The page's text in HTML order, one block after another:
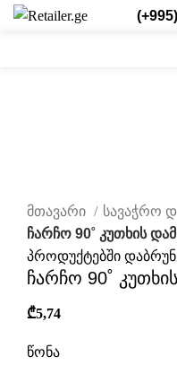
მთავარი
სავაჭრო
ჩარჩო 90˚ კუთხის
პროდუქტებში
ჩარჩო 90˚
₾5,74
წონა